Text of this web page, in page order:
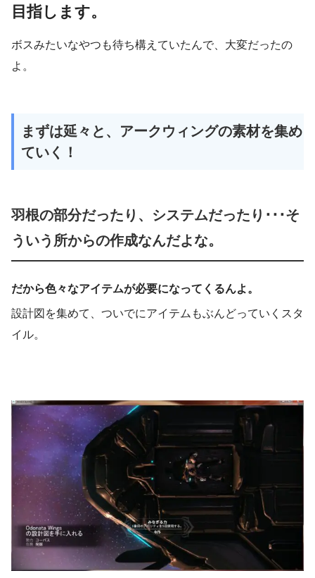
目指します。
ボスみたいなやつも待ち構えていたんで、大変だったの
よ。
まずは延々と、アークウィングの素材を集め
ていく！
羽根の部分だったり、システムだったり･･･そ
ういう所からの作成なんだよな。
だから色々なアイテムが必要になってくるんよ。
設計図を集めて、ついでにアイテムもぶんどっていくスタ
イル。